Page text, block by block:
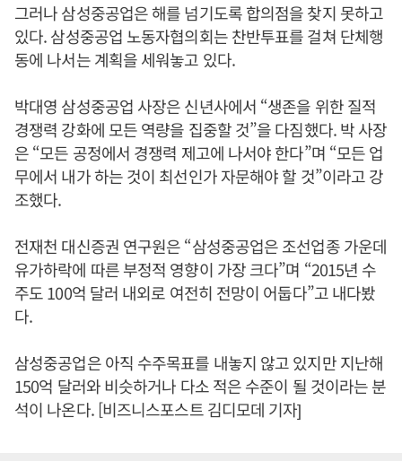
그러나 삼성중공업은 해를 넘기도록 합의점을 찾지 못하고
있다. 삼성중공업 노동자협의회는 찬반투표를 걸쳐 단체행
동에 나서는 계획을 세워놓고 있다.
박대영 삼성중공업 사장은 신년사에서 “생존을 위한 질적
경쟁력 강화에 모든 역량을 집중할 것”을 다짐했다. 박 사장
은 “모든 공정에서 경쟁력 제고에 나서야 한다”며 “모든 업
무에서 내가 하는 것이 최선인가 자문해야 할 것”이라고 강
조했다.
전재천 대신증권 연구원은 “삼성중공업은 조선업종 가운데
유가하락에 따른 부정적 영향이 가장 크다”며 “2015년 수
주도 100억 달러 내외로 여전히 전망이 어둡다”고 내다봤
다.
삼성중공업은 아직 수주목표를 내놓지 않고 있지만 지난해
150억 달러와 비슷하거나 다소 적은 수준이 될 것이라는 분
석이 나온다. [비즈니스포스트 김디모데 기자]